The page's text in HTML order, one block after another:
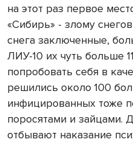
на этот раз первое
«Сибирь» - злому
снега заключенные,
ЛИУ-10 их чуть больше
попробовать себя в
решились около 100
инфицированных тоже
поросятами и зайцами.
отбывают наказание